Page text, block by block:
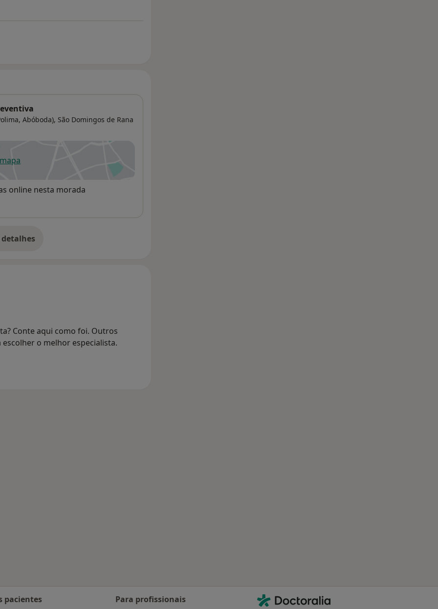
Abóboda), São Domingos de Rana
num novo separador
online nesta morada
o endereço
Conte aqui como foi. Outros
o melhor especialista.
pacientes Para profissionais Contacto
Doctoralia - Homepage